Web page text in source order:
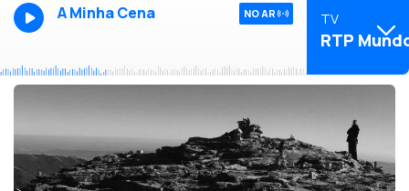
A Minha Cena NO AR TV
RTP